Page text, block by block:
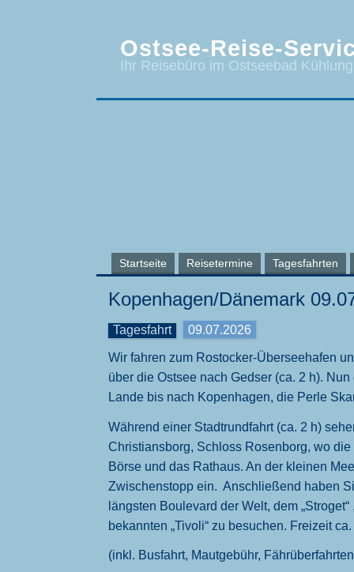
Ostsee-Reise-
Ihr Reisebüro im Ostseebad
Startseite Reisetermine Tagesfahrten
Kopenhagen/Dänemark
Tagesfahrt
09.07.2026
Wir fahren zum Rostocker-Überseehafen
über die Ostsee nach Gedser (ca. 2 h).
Lande bis nach Kopenhagen, die Perle
Während einer Stadtrundfahrt (ca. 2 h)
Christiansborg, Schloss Rosenborg, wo
Börse und das Rathaus. An der kleinen
Zwischenstopp ein. Anschließend haben
längsten Boulevard der Welt, dem
bekannten „Tivoli“ zu besuchen. Freizeit
(inkl. Busfahrt, Mautgebühr,